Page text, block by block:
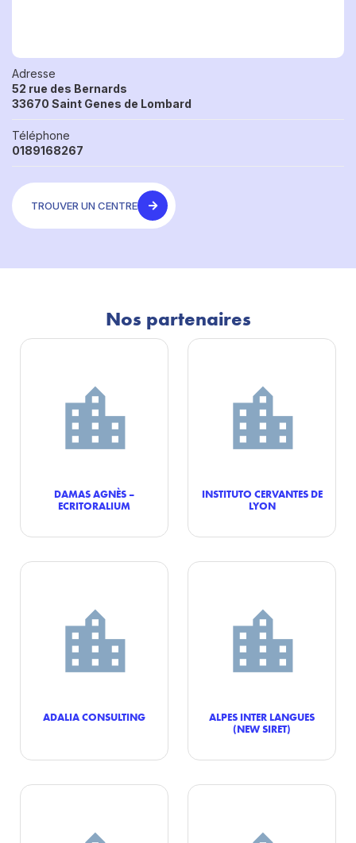
Adresse
52 rue des Bernards
33670 Saint Genes de Lombard
Téléphone
0189168267
TROUVER UN CENTRE
Nos partenaires
DAMAS AGNÈS –
ECRITORALIUM
INSTITUTO CERVANTES DE
LYON
ADALIA CONSULTING
ALPES INTER LANGUES
(NEW SIRET)